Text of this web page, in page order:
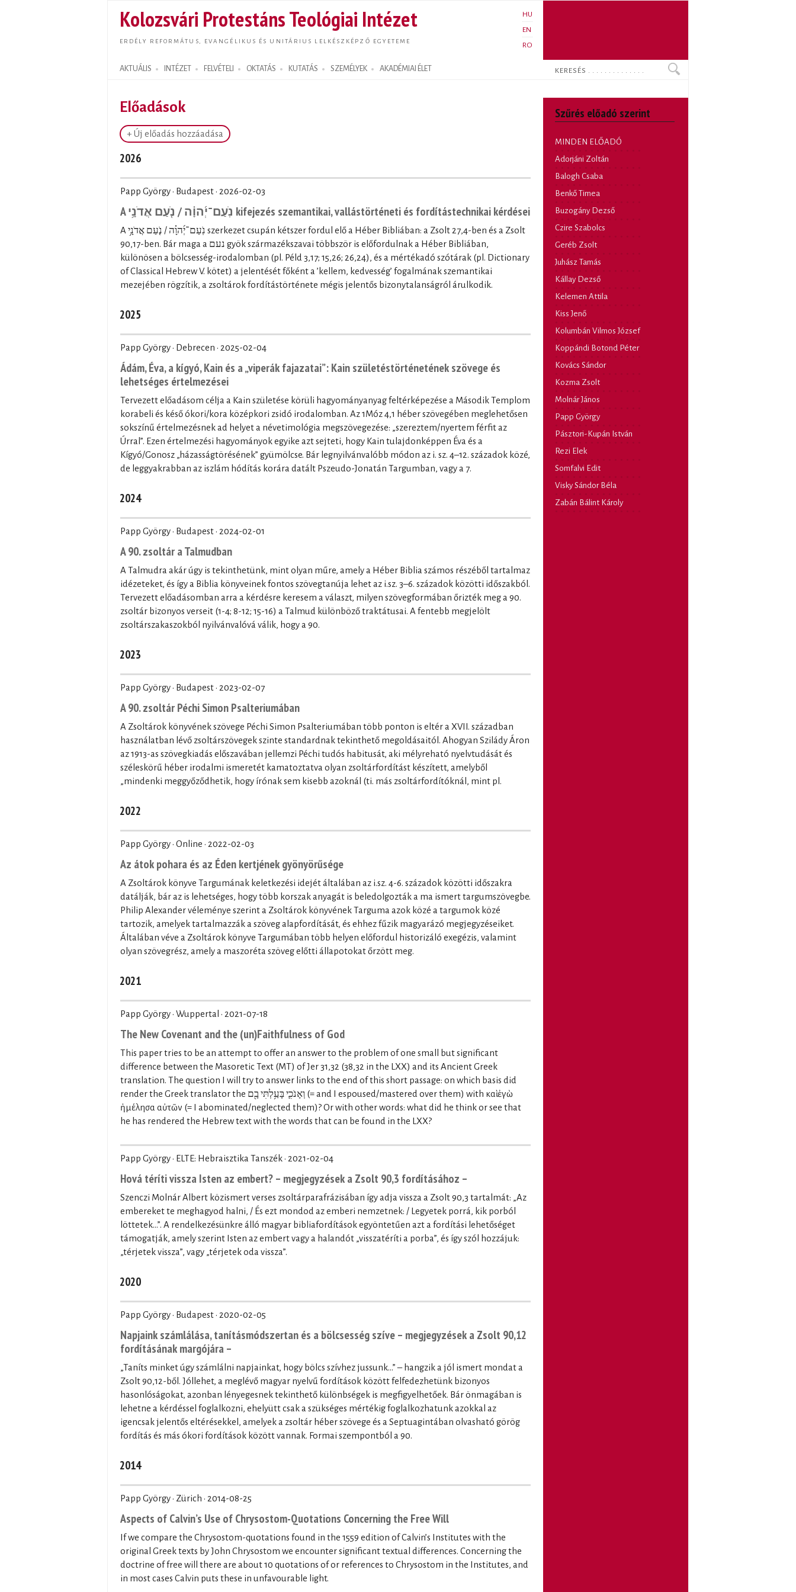
tartalomra
Kolozsvári Protestáns Teológiai Intézet
ERDÉLY REFORMÁTUS, EVANGÉLIKUS ÉS UNITÁRIUS LELKÉSZKÉPZŐ EGYETEME
HU
EN
RO
AKTUÁLIS INTÉZET FELVÉTELI OKTATÁS KUTATÁS SZEMÉLYEK AKADÉMIAI ÉLET
Search form
Keresés
Előadások
+ Új előadás hozzáadása
2026
Papp György · Budapest · 2026-02-03
A נֹֽעַם־יְ֜הוָ֗ה / נֹ֤עַם אֲדֹנָ֥י kifejezés szemantikai, vallástörténeti és fordítástechnikai kérdései
A נֹֽעַם־יְ֜הוָ֗ה / נֹ֤עַם אֲדֹנָ֥י szerkezet csupán kétszer fordul elő a Héber Bibliában: a Zsolt 27,4-ben és a Zsolt
90,17-ben. Bár maga a נעם gyök származékszavai többször is előfordulnak a Héber Bibliában,
különösen a bölcsesség-irodalomban (pl. Péld 3,17; 15,26; 26,24), és a mértékadó szótárak (pl. Dictionary
of Classical Hebrew V. kötet) a jelentését főként a ’kellem, kedvesség’ fogalmának szemantikai
mezejében rögzítik, a zsoltárok fordítástörténete mégis jelentős bizonytalanságról árulkodik.
2025
Papp György · Debrecen · 2025-02-04
Ádám, Éva, a kígyó, Kain és a „viperák fajazatai”: Kain születéstörténetének szövege és
lehetséges értelmezései
Tervezett előadásom célja a Kain születése körüli hagyományanyag feltérképezése a Második Templom
korabeli és késő ókori/kora középkori zsidó irodalomban. Az 1Móz 4,1 héber szövegében meglehetősen
sokszínű értelmezésnek ad helyet a névetimológia megszövegezése: „szereztem/nyertem férfit az
Úrral”. Ezen értelmezési hagyományok egyike azt sejteti, hogy Kain tulajdonképpen Éva és a
Kígyó/Gonosz „házasságtörésének” gyümölcse. Bár legnyilvánvalóbb módon az i. sz. 4–12. századok közé,
de leggyakrabban az iszlám hódítás korára datált Pszeudo-Jonatán Targumban, vagy a 7.
2024
Papp György · Budapest · 2024-02-01
A 90. zsoltár a Talmudban
A Talmudra akár úgy is tekinthetünk, mint olyan műre, amely a Héber Biblia számos részéből tartalmaz
idézeteket, és így a Biblia könyveinek fontos szövegtanúja lehet az i.sz. 3–6. századok közötti időszakból.
Tervezett előadásomban arra a kérdésre keresem a választ, milyen szövegformában őrizték meg a 90.
zsoltár bizonyos verseit (1-4; 8-12; 15-16) a Talmud különböző traktátusai. A fentebb megjelölt
zsoltárszakaszokból nyilvánvalóvá válik, hogy a 90.
2023
Papp György · Budapest · 2023-02-07
A 90. zsoltár Péchi Simon Psalteriumában
A Zsoltárok könyvének szövege Péchi Simon Psalteriumában több ponton is eltér a XVII. században
használatban lévő zsoltárszövegek szinte standardnak tekinthető megoldásaitól. Ahogyan Szilády Áron
az 1913-as szövegkiadás előszavában jellemzi Péchi tudós habitusát, aki mélyreható nyelvtudását és
széleskörű héber irodalmi ismeretét kamatoztatva olyan zsoltárfordítást készített, amelyből
„mindenki meggyőződhetik, hogy írónak sem kisebb azoknál (ti. más zsoltárfordítóknál, mint pl.
2022
Papp György · Online · 2022-02-03
Az átok pohara és az Éden kertjének gyönyörűsége
A Zsoltárok könyve Targumának keletkezési idejét általában az i.sz. 4-6. századok közötti időszakra
datálják, bár az is lehetséges, hogy több korszak anyagát is beledolgozták a ma ismert targumszövegbe.
Philip Alexander véleménye szerint a Zsoltárok könyvének Targuma azok közé a targumok közé
tartozik, amelyek tartalmazzák a szöveg alapfordítását, és ehhez fűzik magyarázó megjegyzéseiket.
Általában véve a Zsoltárok könyve Targumában több helyen előfordul historizáló exegézis, valamint
olyan szövegrész, amely a maszoréta szöveg előtti állapotokat őrzött meg.
2021
Papp György · Wuppertal · 2021-07-18
The New Covenant and the (un)Faithfulness of God
This paper tries to be an attempt to offer an answer to the problem of one small but significant
difference between the Masoretic Text (MT) of Jer 31,32 (38,32 in the LXX) and its Ancient Greek
translation. The question I will try to answer links to the end of this short passage: on which basis did
render the Greek translator the וְאָנֹכִ֛י בָּעַ֥לְתִּי בָ֖ם (= and I espoused/mastered over them) with καὶ ἐγὼ
ἠμέλησα αὐτῶν (= I abominated/neglected them)? Or with other words: what did he think or see that
he has rendered the Hebrew text with the words that can be found in the LXX?
Papp György · ELTE: Hebraisztika Tanszék · 2021-02-04
Hová téríti vissza Isten az embert? – megjegyzések a Zsolt 90,3 fordításához –
Szenczi Molnár Albert közismert verses zsoltárparafrázisában így adja vissza a Zsolt 90,3 tartalmát: „Az
embereket te meghagyod halni, / És ezt mondod az emberi nemzetnek: / Legyetek porrá, kik porból
löttetek…”. A rendelkezésünkre álló magyar bibliafordítások egyöntetűen azt a fordítási lehetőséget
támogatják, amely szerint Isten az embert vagy a halandót „visszatéríti a porba”, és így szól hozzájuk:
„térjetek vissza”, vagy „térjetek oda vissza”.
2020
Papp György · Budapest · 2020-02-05
Napjaink számlálása, tanításmódszertan és a bölcsesség szíve – megjegyzések a Zsolt 90,12
fordításának margójára –
„Taníts minket úgy számlálni napjainkat, hogy bölcs szívhez jussunk…” – hangzik a jól ismert mondat a
Zsolt 90,12-ből. Jóllehet, a meglévő magyar nyelvű fordítások között felfedezhetünk bizonyos
hasonlóságokat, azonban lényegesnek tekinthető különbségek is megfigyelhetőek. Bár önmagában is
lehetne a kérdéssel foglalkozni, ehelyütt csak a szükséges mértékig foglalkozhatunk azokkal az
igencsak jelentős eltérésekkel, amelyek a zsoltár héber szövege és a Septuagintában olvasható görög
fordítás és más ókori fordítások között vannak. Formai szempontból a 90.
2014
Papp György · Zürich · 2014-08-25
Aspects of Calvin’s Use of Chrysostom-Quotations Concerning the Free Will
If we compare the Chrysostom-quotations found in the 1559 edition of Calvin’s Institutes with the
original Greek texts by John Chrysostom we encounter significant textual differences. Concerning the
doctrine of free will there are about 10 quotations of or references to Chrysostom in the Institutes, and
in most cases Calvin puts these in unfavourable light.
Szűrés előadó szerint
MINDEN ELŐADÓ
Adorjáni Zoltán
Balogh Csaba
Benkő Timea
Buzogány Dezső
Czire Szabolcs
Geréb Zsolt
Juhász Tamás
Kállay Dezső
Kelemen Attila
Kiss Jenő
Kolumbán Vilmos József
Koppándi Botond Péter
Kovács Sándor
Kozma Zsolt
Molnár János
Papp György
Pásztori-Kupán István
Rezi Elek
Somfalvi Edit
Visky Sándor Béla
Zabán Bálint Károly